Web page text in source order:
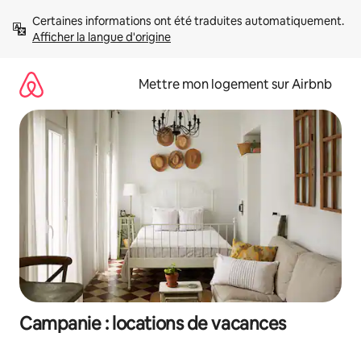
directement
Afficher la langue d'origine
Mettre mon logement sur Airbnb
Campanie : locations de vacances